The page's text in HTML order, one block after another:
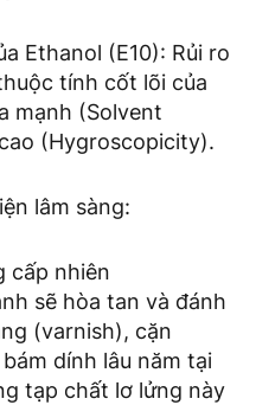
Ethanol (E10): Rủi ro
tính cốt lõi của
mạnh (Solvent
(Hygroscopicity).
lâm sàng:
cấp nhiên
sẽ hòa tan và đánh
(varnish), cặn
dính lâu năm tại
tạp chất lơ lửng này